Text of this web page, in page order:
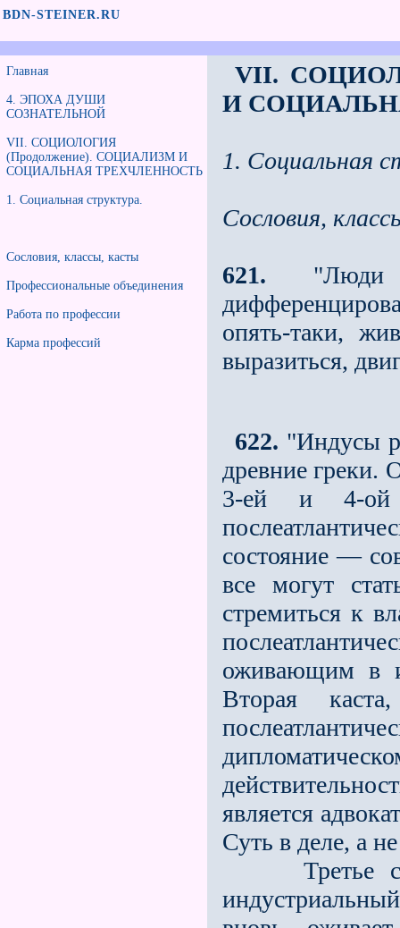
BDN-STEINER.RU
Главная
4. ЭПОХА ДУШИ
СОЗНАТЕЛЬНОЙ
VII. СОЦИОЛОГИЯ
(Продолжение). СОЦИАЛИЗМ И
СОЦИАЛЬНАЯ ТРЕХЧЛЕННОСТЬ
1. Социальная структура.
Сословия, классы, касты
Профессиональные объединения
Работа по профессии
Карма профессий
VII.
И
1. Социальная
Сословия,
621. "Люди
опять-таки,
выразиться,
622. "Индусы
древние греки.
3-ей и 4-ой
состояние —
все могут
стремиться к
оживающим в
Вторая
является
Суть в деле, а
Третье